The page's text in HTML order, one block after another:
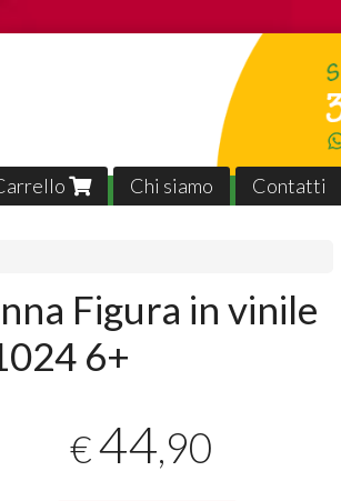
Chi siamo Contatti
Figura in vinile
6+
€44,90
veloci,, seri e professionali 👍
02-04-2025 - AngelaD.